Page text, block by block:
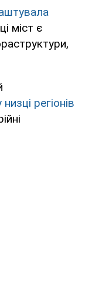
міст є
низці регіонів